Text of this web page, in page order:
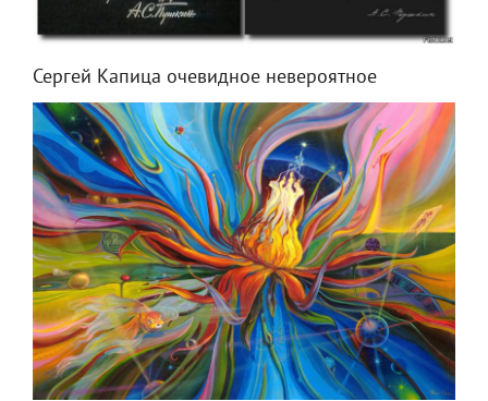
Сергей Капица очевидное невероятное